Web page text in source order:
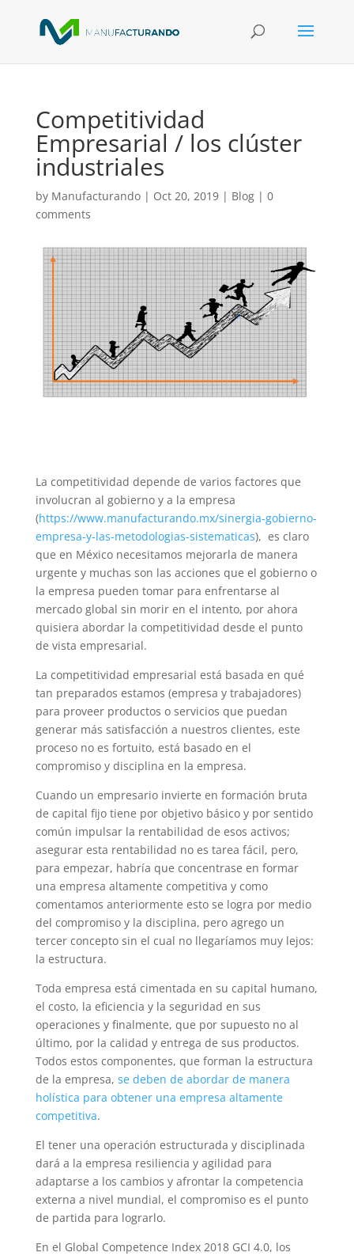
Competitividad
Empresarial / los clúster
industriales
by Manufacturando| Oct 20, 2019| Blog| 0
comments
La competitividad depende de varios factores que
involucran al gobierno y a la empresa
(https://www.manufacturando.mx/sinergia-gobierno-
empresa-y-las-metodologias-sistematicas), es claro
que en México necesitamos mejorarla de manera
urgente y muchas son las acciones que el gobierno o
la empresa pueden tomar para enfrentarse al
mercado global sin morir en el intento, por ahora
quisiera abordar la competitividad desde el punto
de vista empresarial.
La competitividad empresarial está basada en qué
tan preparados estamos (empresa y trabajadores)
para proveer productos o servicios que puedan
generar más satisfacción a nuestros clientes, este
proceso no es fortuito, está basado en el
compromiso y disciplina en la empresa.
Cuando un empresario invierte en formación bruta
de capital fijo tiene por objetivo básico y por sentido
común impulsar la rentabilidad de esos activos;
asegurar esta rentabilidad no es tarea fácil, pero,
para empezar, habría que concentrase en formar
una empresa altamente competitiva y como
comentamos anteriormente esto se logra por medio
del compromiso y la disciplina, pero agrego un
tercer concepto sin el cual no llegaríamos muy lejos:
la estructura.
Toda empresa está cimentada en su capital humano,
el costo, la eficiencia y la seguridad en sus
operaciones y finalmente, que por supuesto no al
último, por la calidad y entrega de sus productos.
Todos estos componentes, que forman la estructura
de la empresa, se deben de abordar de manera
holística para obtener una empresa altamente
competitiva.
El tener una operación estructurada y disciplinada
dará a la empresa resiliencia y agilidad para
adaptarse a los cambios y afrontar la competencia
externa a nivel mundial, el compromiso es el punto
de partida para lograrlo.
En el Global Competence Index 2018 GCI 4.0, los